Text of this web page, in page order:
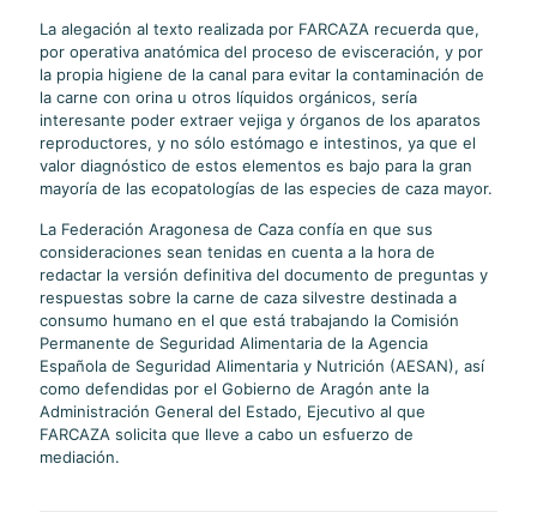
La alegación al texto realizada por FARCAZA recuerda que,
por operativa anatómica del proceso de evisceración, y por
la propia higiene de la canal para evitar la contaminación de
la carne con orina u otros líquidos orgánicos, sería
interesante poder extraer vejiga y órganos de los aparatos
reproductores, y no sólo estómago e intestinos, ya que el
valor diagnóstico de estos elementos es bajo para la gran
mayoría de las ecopatologías de las especies de caza mayor.
La Federación Aragonesa de Caza confía en que sus
consideraciones sean tenidas en cuenta a la hora de
redactar la versión definitiva del documento de preguntas y
respuestas sobre la carne de caza silvestre destinada a
consumo humano en el que está trabajando la Comisión
Permanente de Seguridad Alimentaria de la Agencia
Española de Seguridad Alimentaria y Nutrición (AESAN), así
como defendidas por el Gobierno de Aragón ante la
Administración General del Estado, Ejecutivo al que
FARCAZA solicita que lleve a cabo un esfuerzo de
mediación.